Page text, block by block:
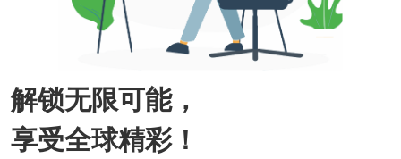
解锁无限可能，
享受全球精彩！